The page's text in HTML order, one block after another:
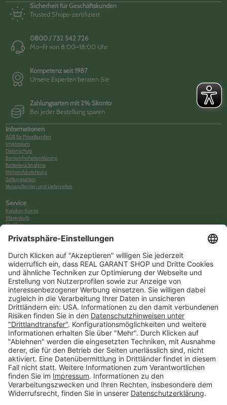
Sicherheit für Geschäftskunden
Trusted Shops-zertifiziert
0800 / 732 542 726
Mo–Fr von 8:00–18:00 Uhr
Kompetenz seit 1987
Unsere Experten beraten Sie
Zahlungsarten mit 2% Skonto
Bei jeder Bestellung sparen
Informationen
AGB für Privatkunden
Impressum
Datenschutz
Barrierefreiheitserklärung
Batterierücknahme
Widerrufsbelehrung
Zahlungsarten
Versandkosten und Lieferzeiten
Service
Kunden-Konto
Warenkorb
Merkliste
Newsletter
FAQs
Über uns
Kategorien
Betriebsorganisation (52)
Schlüsselorganisation (140)
Reifenorganisation (35)
Werkstattorganisation (166)
Preisauszeichnung und Preisdisplays (35)
Formulare KFZ und Werkstatt (34)
Kennzeichenhalter (49)
KFZ-Verkauf und KFZ-Präsentation (19)
Aussenwerbung (47)
Prospektpräsentation, Infosysteme (29)
Werbeartikel und Give-Aways (212)
SALES OFF (14)
Ausgezeichnet